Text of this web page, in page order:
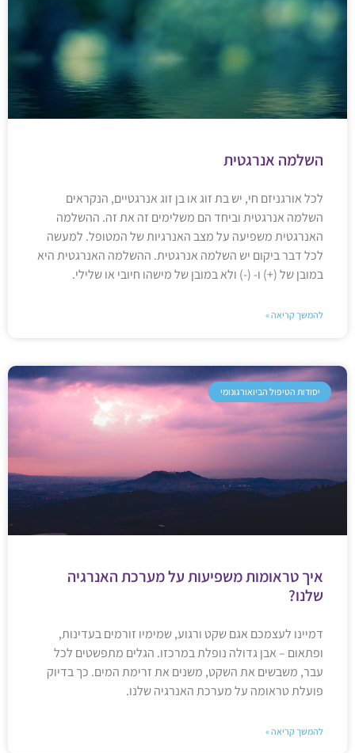
השלמה אנרגטית
לכל אורגניזם חי, יש בת זוג או בן זוג אנרגטיים, הנקראים
השלמה אנרגטית וביחד הם משלימים זה את זה. ההשלמה
האנרגטית משפיעה על מצב האנרגיות של המטופל. למעשה
לכל דבר ביקום יש השלמה אנרגטית. ההשלמה האנרגטית היא
במובן של (+) ו- (-) ולא במובן של מישהו חיובי או שלילי.
להמשך קריאה »
יסודות הטיפול הביואורגונומי
איך טראומות משפיעות על מערכת האנרגיה
שלנו?
דמיינו לעצמכם אגם שקט ורגוע, שמימיו זורמים בעדינות,
ופתאום – אבן גדולה נופלת במרכזו. הגלים מתפשטים לכל
עבר, משבשים את השקט, משנים את זרימת המים. כך בדיוק
פועלת טראומה על מערכת האנרגיה שלנו.
להמשך קריאה »